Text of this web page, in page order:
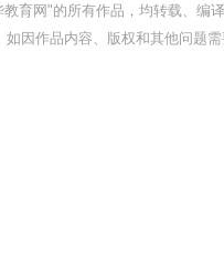
育网"的所有作品，均转载、编
因作品内容、版权和其他问题